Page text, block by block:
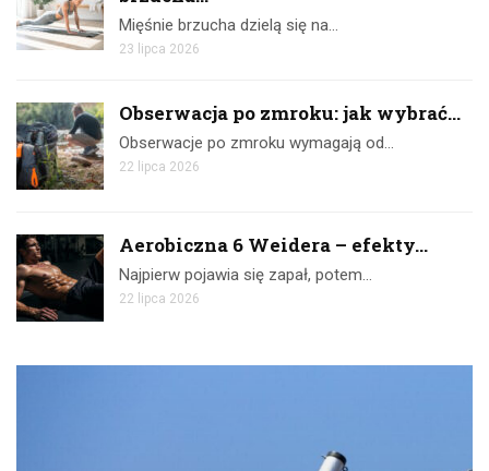
Mięśnie brzucha dzielą się na…
23 lipca 2026
Obserwacja po zmroku: jak wybrać...
Obserwacje po zmroku wymagają od…
22 lipca 2026
Aerobiczna 6 Weidera – efekty...
Najpierw pojawia się zapał, potem…
22 lipca 2026